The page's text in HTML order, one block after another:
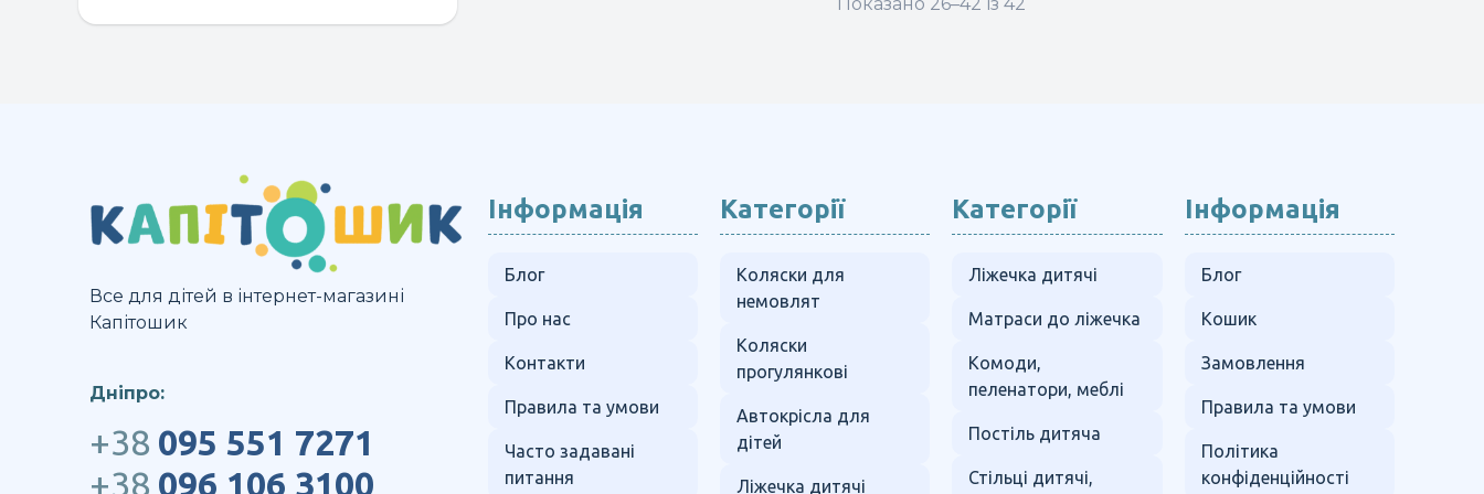
Все для дітей в інтернет-магазині
Капітошик
Дніпро:
+38 095 551 7271
+38 096 106 3100
Інформація
Блог
Про нас
Контакти
Правила та умови
Часто задавані
питання
Категорії
Коляски для
немовлят
Коляски
прогулянкові
Автокрісла для
дітей
Ліжечка дитячі
Категорії
Ліжечка дитячі
Матраси до ліжечка
Комоди,
пеленатори, меблі
Постіль дитяча
Стільці дитячі,
Інформація
Блог
Кошик
Замовлення
Правила та умови
Політика
конфіденційності